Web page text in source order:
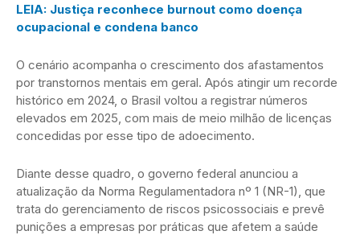
LEIA: Justiça reconhece burnout como doença
ocupacional e condena banco
O cenário acompanha o crescimento dos afastamentos
por transtornos mentais em geral. Após atingir um recorde
histórico em 2024, o Brasil voltou a registrar números
elevados em 2025, com mais de meio milhão de licenças
concedidas por esse tipo de adoecimento.
Diante desse quadro, o governo federal anunciou a
atualização da Norma Regulamentadora nº 1 (NR-1), que
trata do gerenciamento de riscos psicossociais e prevê
punições a empresas por práticas que afetem a saúde